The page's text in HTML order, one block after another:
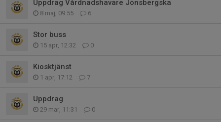
Uppdrag Vårdnadshavare Jönsbergska
8 maj, 09:55 6
Stor buss
15 apr, 12:32 0
Kiosktjänst
1 apr, 17:12 7
Uppdrag
29 mar, 11:31 0